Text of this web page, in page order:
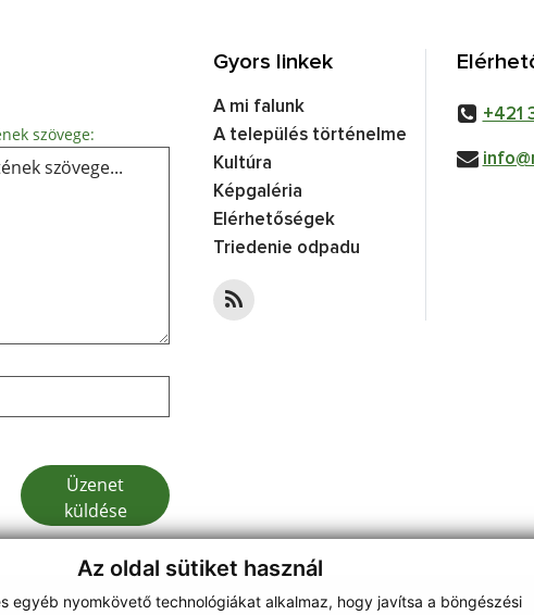
Az oldal sütiket használ
egyéb nyomkövető technológiákat alkalmaz, hogy javítsa a böngészési
szövege: Üzenetének szövege...
Google reCaptcha Response
Üzenet
küldése
Gyors linkek
A mi falunk
A település történelme
Kultúra
Képgaléria
Elérhetőségek
Triedenie odpadu
+421